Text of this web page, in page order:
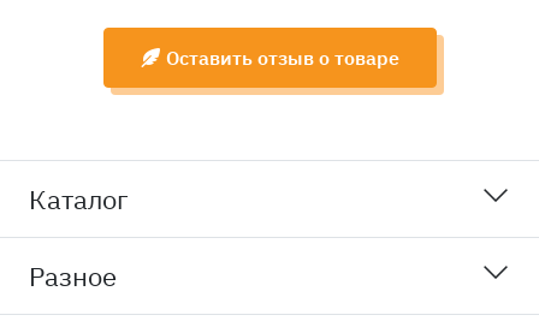
Оставить отзыв о товаре
Каталог
Разное